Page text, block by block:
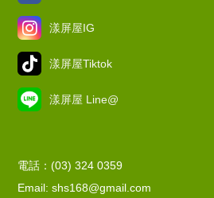
漾屏屋IG
漾屏屋Tiktok
漾屏屋 Line@
電話：(03) 324 0359
Email: shs168@gmail.com